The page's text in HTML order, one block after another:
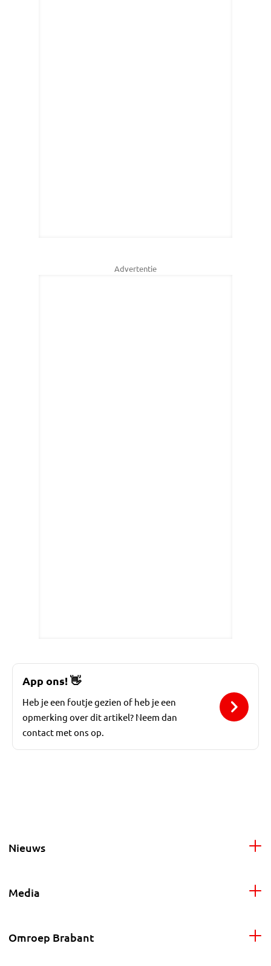
Advertentie
App ons!👋
Heb je een foutje gezien of heb je een
opmerking over dit artikel? Neem dan
contact met ons op.
Nieuws
Media
Omroep Brabant